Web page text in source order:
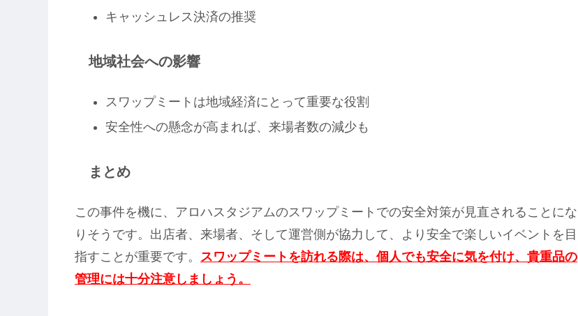
キャッシュレス決済の推奨
地域社会への影響
スワップミートは地域経済にとって重要な役割
安全性への懸念が高まれば、来場者数の減少も
まとめ
この事件を機に、アロハスタジアムのスワップミートでの安全対策が見直されることにな
りそうです。出店者、来場者、そして運営側が協力して、より安全で楽しいイベントを目
指すことが重要です。 スワップミートを訪れる際は、個人でも安全に気を付け、貴重品の
管理には十分注意しましょう。